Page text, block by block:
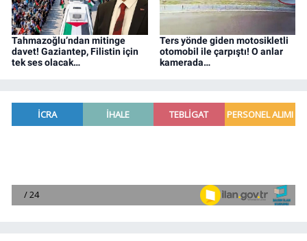
Tahmazoğlu’ndan mitinge
davet! Gaziantep, Filistin için
tek ses olacak…
Ters yönde giden motosikletli
otomobil ile çarpıştı! O anlar
kamerada…